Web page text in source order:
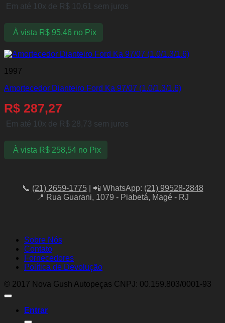
Em até 10x de R$ 10,61 sem juros
À vista R$95,46 no Pix
1997
Amortecedor Dianteiro Ford Ka 97/07 (1.0/1.3/1.6)
R$ 287,27
Em até 10x de R$ 28,73 sem juros
À vista R$258,54 no Pix
📞 (21) 2659-1775| 📲 WhatsApp: (21) 99528-2848
📍 Rua Guarani, 1079 - Piabetá, Magé - RJ
Sobre Nós
Contato
Fornecedores
Política de Devolução
© 2017 Nova Gush Autopeças CNPJ: 00.159.803/0001-93
Entrar